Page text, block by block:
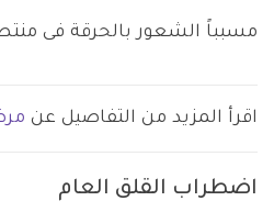
مسبباً الشعور بالحرقة فى
اقرأ المزيد من التفاصيل عن
اضطراب القلق العام